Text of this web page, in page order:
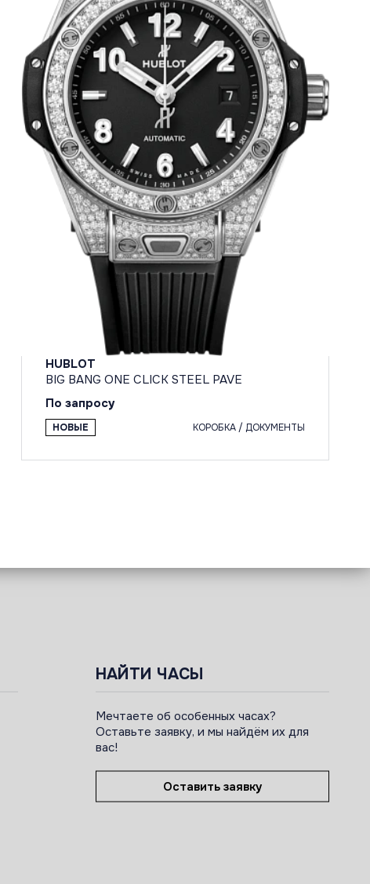
HUBLOT
BIG BANG ONE CLICK STEEL PAVE
По запросу
НОВЫЕ КОРОБКА / ДОКУМЕНТЫ
НАЙТИ ЧАСЫ
Мечтаете об особенных часах?
Оставьте заявку, и мы найдём их для
вас!
Оставить заявку